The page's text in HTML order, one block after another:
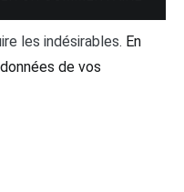
les indésirables. En
de vos